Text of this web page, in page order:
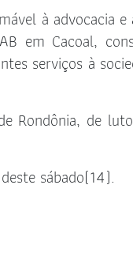
do Judiciário
Virtual
de
de
à advocacia
em Cacoal,
serviços à
Rondônia, de
sábado(14).